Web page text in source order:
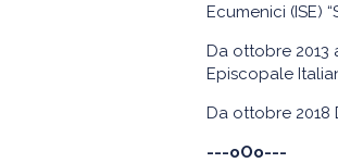
Ecumenici (ISE)
Da ottobre 2013
Episcopale
Da ottobre 2018
---oOo---